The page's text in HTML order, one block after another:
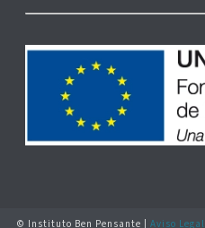
© Instituto Ben Pensante | Aviso Legal